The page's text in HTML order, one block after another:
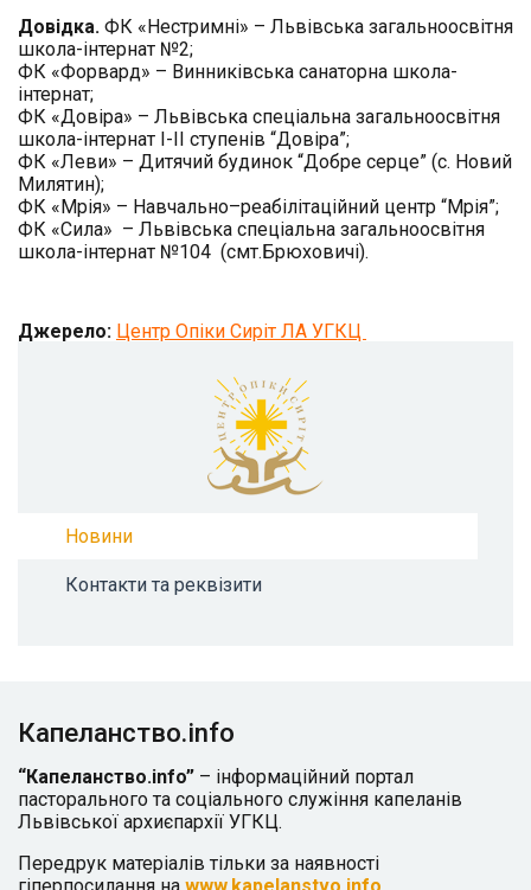
Довідка. ФК «Нестримні» – Львівська загальноосвітня
школа-інтернат №2;
ФК «Форвард» – Винниківська санаторна школа-
інтернат;
ФК «Довіра» – Львівська спеціальна загальноосвітня
школа-інтернат І-ІІ ступенів “Довіра”;
ФК «Леви» – Дитячий будинок “Добре серце” (с. Новий
Милятин);
ФК «Мрія» – Навчально–реабілітаційний центр “Мрія”;
ФК «Сила» – Львівська спеціальна загальноосвітня
школа-інтернат №104 (смт.Брюховичі).
Джерело: Центр Опіки Сиріт ЛА УГКЦ
Новини
Контакти та реквізити
Капеланство.info
“Капеланство.info” – інформаційний портал
пасторального та соціального служіння капеланів
Львівської архиєпархії УГКЦ.
Передрук матеріалів тільки за наявності